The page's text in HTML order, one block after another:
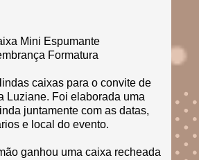
Mini Espumante
Formatura
caixas para o convite de
Luziane. Foi elaborada uma
juntamente com as datas,
e local do evento.
ganhou uma caixa recheada